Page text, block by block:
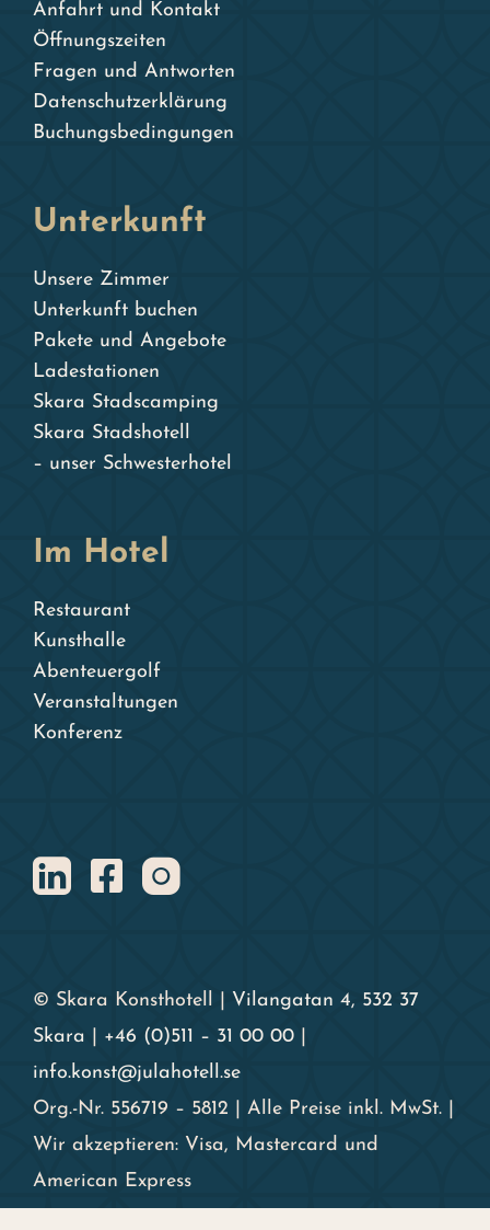
Anfahrt und Kontakt
Öffnungszeiten
Fragen und Antworten
Datenschutzerklärung
Buchungsbedingungen
Unterkunft
Unsere Zimmer
Unterkunft buchen
Pakete und Angebote
Ladestationen
Skara Stadscamping
Skara Stadshotell
– unser Schwesterhotel
Im Hotel
Restaurant
Kunsthalle
Abenteuergolf
Veranstaltungen
Konferenz
© Skara Konsthotell | Vilangatan 4, 532 37
Skara
+46 (0)511 – 31 00 00
info.konst@julahotell.se
Org.-Nr. 556719 – 5812 | Alle Preise inkl. MwSt. |
Wir akzeptieren: Visa, Mastercard und
American Express